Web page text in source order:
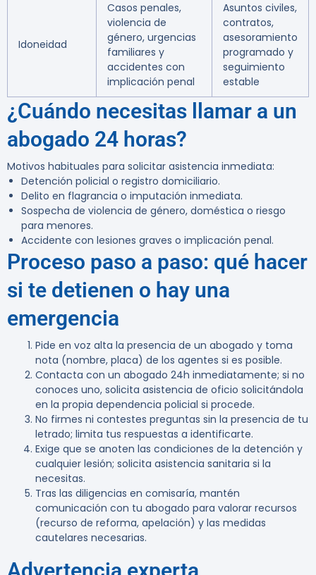
Idoneidad
Casos penales,
violencia de
género, urgencias
familiares y
accidentes con
implicación penal
Asuntos civiles,
contratos,
asesoramiento
programado y
seguimiento
estable
¿Cuándo necesitas llamar a un
abogado 24 horas?
Motivos habituales para solicitar asistencia inmediata:
Detención policial o registro domiciliario.
Delito en flagrancia o imputación inmediata.
Sospecha de violencia de género, doméstica o riesgo
para menores.
Accidente con lesiones graves o implicación penal.
Proceso paso a paso: qué hacer
si te detienen o hay una
emergencia
Pide en voz alta la presencia de un abogado y toma
nota (nombre, placa) de los agentes si es posible.
Contacta con un abogado 24h inmediatamente; si no
conoces uno, solicita asistencia de oficio solicitándola
en la propia dependencia policial si procede.
No firmes ni contestes preguntas sin la presencia de tu
letrado; limita tus respuestas a identificarte.
Exige que se anoten las condiciones de la detención y
cualquier lesión; solicita asistencia sanitaria si la
necesitas.
Tras las diligencias en comisaría, mantén
comunicación con tu abogado para valorar recursos
(recurso de reforma, apelación) y las medidas
cautelares necesarias.